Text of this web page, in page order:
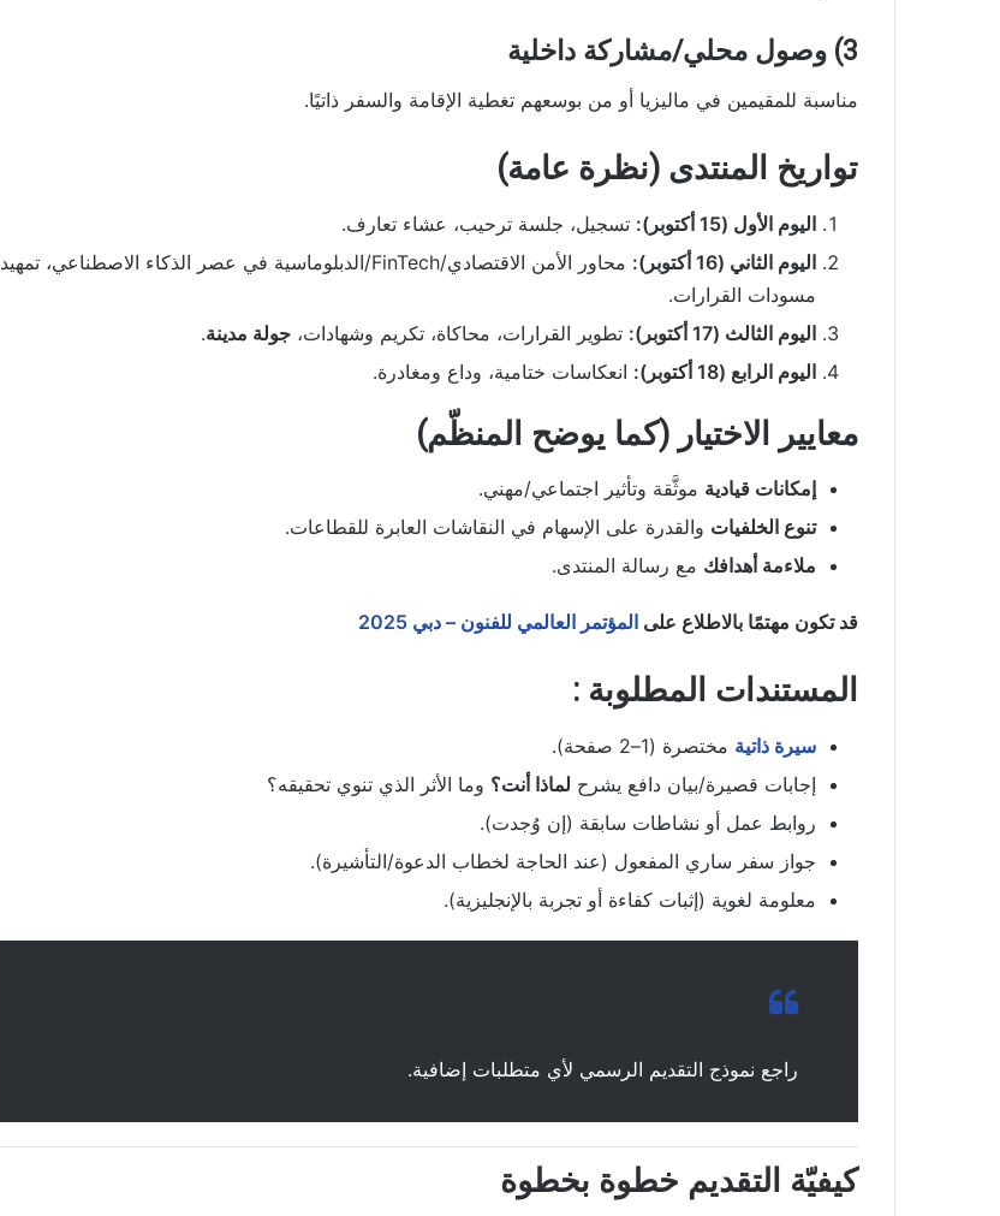
3) وصول محلي/مشاركة داخلية
مناسبة للمقيمين في ماليزيا أو من بوسعهم تغطية الإقامة والسفر ذاتيًا.
تواريخ المنتدى (نظرة عامة)
اليوم الأول (15 أكتوبر):
تسجيل، جلسة ترحيب، عشاء تعارف.
اليوم الثاني (16 أكتوبر):
محاور الأمن الاقتصادي/FinTech/الدبلوماسية في عصر الذكاء الاصطناعي، تمهيد
مسودات القرارات.
اليوم الثالث (17 أكتوبر):
تطوير القرارات، محاكاة، تكريم وشهادات، جولة مدينة.
اليوم الرابع (18 أكتوبر):
انعكاسات ختامية، وداع ومغادرة.
معايير الاختيار (كما يوضح المنظّم)
إمكانات قيادية موثَّقة وتأثير اجتماعي/مهني.
تنوع الخلفيات والقدرة على الإسهام في النقاشات العابرة للقطاعات.
ملاءمة أهدافك مع رسالة المنتدى.
قد تكون مهتمًا بالاطلاع على المؤتمر العالمي للفنون – دبي 2025
المستندات المطلوبة :
سيرة ذاتية مختصرة (1–2 صفحة).
إجابات قصيرة/بيان دافع يشرح لماذا أنت؟ وما الأثر الذي تنوي تحقيقه؟
روابط عمل أو نشاطات سابقة (إن وُجدت).
جواز سفر ساري المفعول (عند الحاجة لخطاب الدعوة/التأشيرة).
معلومة لغوية (إثبات كفاءة أو تجربة بالإنجليزية).
راجع نموذج التقديم الرسمي لأي متطلبات إضافية.
كيفيّة التقديم خطوة بخطوة